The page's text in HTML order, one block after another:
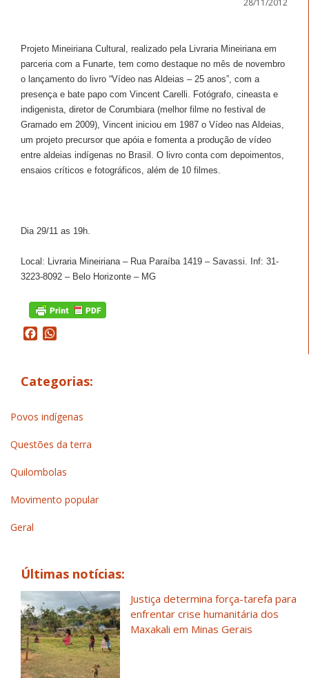
Projeto Mineiriana Cultural, realizado pela Livraria Mineiriana em
parceria com a Funarte, tem como destaque no mês de novembro
o lançamento do livro “Vídeo nas Aldeias – 25 anos”, com a
presença e bate papo com Vincent Carelli. Fotógrafo, cineasta e
indigenista, diretor de Corumbiara (melhor filme no festival de
Gramado em 2009), Vincent iniciou em 1987 o Vídeo nas Aldeias,
um projeto precursor que apóia e fomenta a produção de vídeo
entre aldeias indígenas no Brasil. O livro conta com depoimentos,
ensaios críticos e fotográficos, além de 10 filmes.
Dia 29/11 as 19h.
Local: Livraria Mineiriana – Rua Paraíba 1419 – Savassi. Inf: 31-
3223-8092 – Belo Horizonte – MG
Facebook
Categorias:
Povos indígenas
Questões da terra
Quilombolas
Movimento popular
Geral
Últimas notícias:
Justiça determina força-tarefa para
enfrentar crise humanitária dos
Maxakali em Minas Gerais